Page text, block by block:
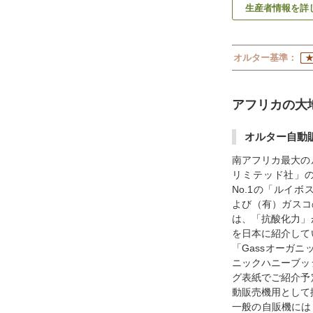
生産者情報を詳
オルター基準：
アフリカの大
オルター自動
南アフリカ最大
リミテッド社」
No.1の「ルイボ
よび（有）ガス
は、「抗酸化力
を日本に紹介し
「Gassオーガニ
ニックハニーブ
グ表紙でご紹介
動販売機用とし
一般の自販機に